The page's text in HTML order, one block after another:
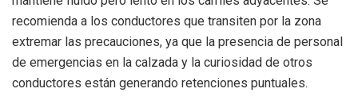
recomienda a los conductores que transiten por la zona
extremar las precauciones, ya que la presencia de personal
de emergencias en la calzada y la curiosidad de otros
conductores están generando retenciones puntuales.